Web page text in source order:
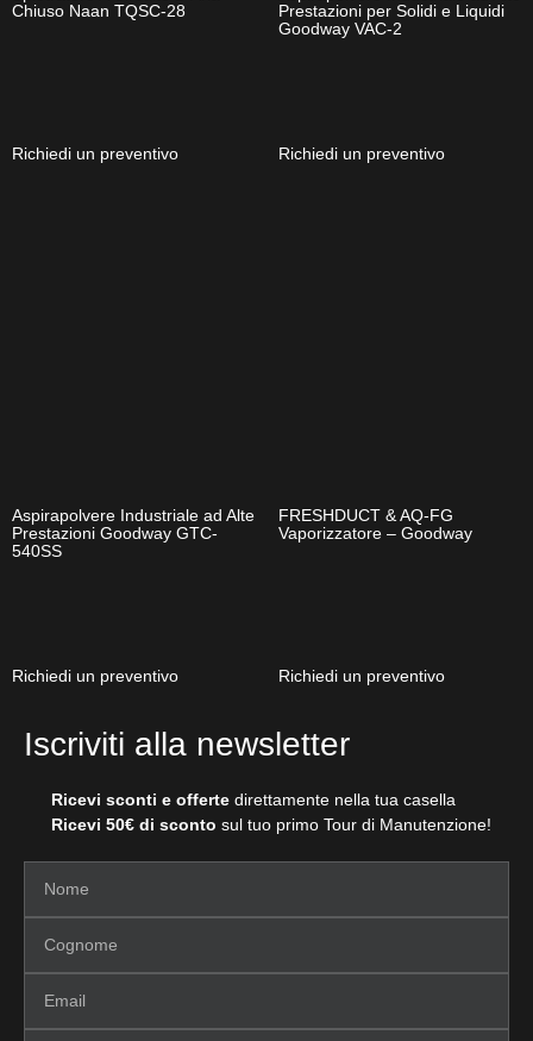
Chiuso Naan TQSC-28
Richiedi un preventivo
Prestazioni per Solidi e Liquidi
Goodway VAC-2
Richiedi un preventivo
Aspirapolvere Industriale ad Alte
Prestazioni Goodway GTC-
540SS
Richiedi un preventivo
FRESHDUCT & AQ-FG
Vaporizzatore – Goodway
Richiedi un preventivo
Iscriviti alla newsletter
Ricevi sconti e offertedirettamente nella tua casella
Ricevi 50€ di sconto sul tuo primo Tour di Manutenzione!